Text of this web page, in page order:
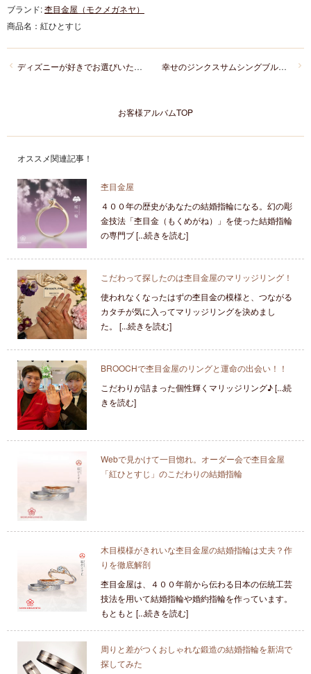
ブランド:杢目金屋（モクメガネヤ）
商品名： 紅ひとすじ
幸せのジンクスサムシングブルーの結婚指輪！KJ様とA様
ディズニーが好きでお選びいただいた美女と野獣の可愛い結婚指輪
お客様アルバムTOP
オススメ関連記事！
杢目金屋
４００年の歴史があなたの結婚指輪になる。幻の彫
金技法「杢目金（もくめがね）」を使った結婚指輪
の専門ブ [...続きを読む]
こだわって探したのは杢目金屋のマリッジリング！
使われなくなったはずの杢目金の模様と、つながる
カタチが気に入ってマリッジリングを決めまし
た。 [...続きを読む]
BROOCHで杢目金屋のリングと運命の出会い！！
こだわりが詰まった個性輝くマリッジリング♪ [...続
きを読む]
Webで見かけて一目惚れ。オーダー会で杢目金屋
「紅ひとすじ」のこだわりの結婚指輪
木目模様がきれいな杢目金屋の結婚指輪は丈夫？作
りを徹底解剖
杢目金屋は、４００年前から伝わる日本の伝統工芸
技法を用いて結婚指輪や婚約指輪を作っています。
もともと [...続きを読む]
周りと差がつくおしゃれな鍛造の結婚指輪を新潟で
探してみた